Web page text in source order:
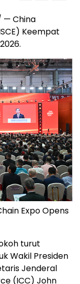
— China
Keempat
Expo Opens
turut
Wakil Presiden
Jenderal
(ICC) John